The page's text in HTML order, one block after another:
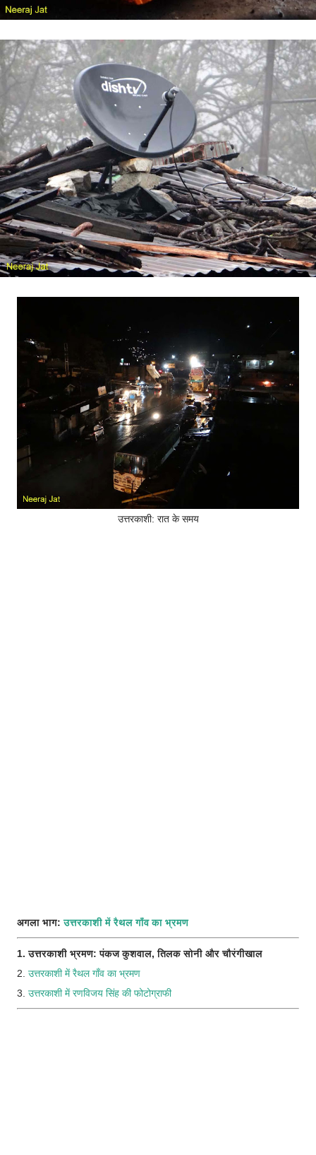
उत्तरकाशी: रात के समय
अगला भाग:उत्तरकाशी में रैथल गाँव का भ्रमण
1. उत्तरकाशी भ्रमण: पंकज कुशवाल, तिलक सोनी और चौरंगीखाल
2. उत्तरकाशी में रैथल गाँव का भ्रमण
3. उत्तरकाशी में रणविजय सिंह की फोटोग्राफी